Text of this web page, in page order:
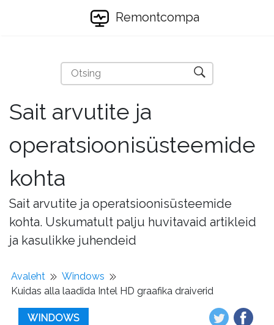
Remontcompa
Sait arvutite ja
operatsioonisüsteemide
kohta
Sait arvutite ja operatsioonisüsteemide
kohta. Uskumatult palju huvitavaid artikleid
ja kasulikke juhendeid
Avaleht
Windows
Kuidas alla laadida Intel HD graafika draiverid
WINDOWS